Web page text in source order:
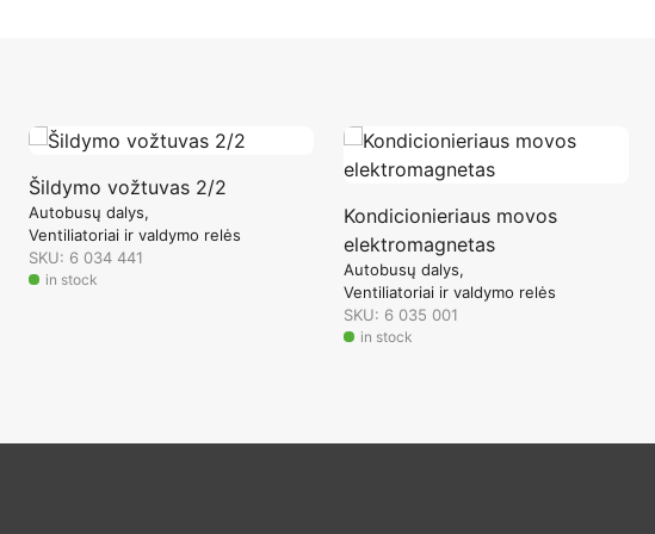
Šildymo vožtuvas 2/2
Autobusų dalys
Ventiliatoriai ir valdymo relės
SKU: 6 034 441
in stock
Kondicionieriaus movos
elektromagnetas
Autobusų dalys
Ventiliatoriai ir valdymo relės
SKU: 6 035 001
in stock